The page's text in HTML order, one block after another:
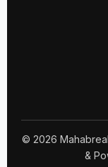
© 2026
&